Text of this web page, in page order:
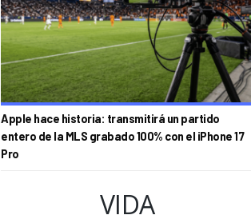
Apple hace historia: transmitirá un partido
entero de la MLS grabado 100% con el iPhone 17
Pro
VIDA